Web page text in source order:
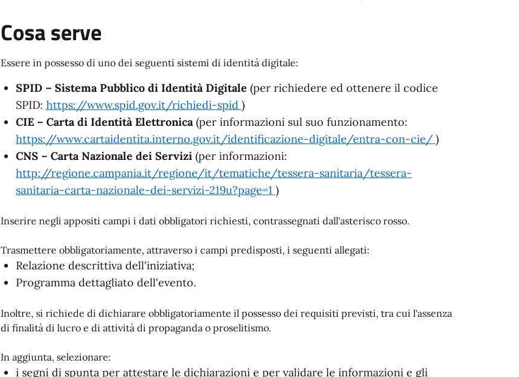
Cosa serve
Essere in possesso di uno dei seguenti sistemi di identità digitale:
SPID – Sistema Pubblico di Identità Digitale (per richiedere ed ottenere il codice
SPID: https://www.spid.gov.it/richiedi-spid )
CIE – Carta di Identità Elettronica(per informazioni sul suo funzionamento:
https://www.cartaidentita.interno.gov.it/identificazione-digitale/entra-con-cie/ )
CNS – Carta Nazionale dei Servizi(per informazioni:
http://regione.campania.it/regione/it/tematiche/tessera-sanitaria/tessera-
sanitaria-carta-nazionale-dei-servizi-219u?page=1 )
Inserire negli appositi campi i dati obbligatori richiesti, contrassegnati dall'asterisco rosso.
Trasmettere obbligatoriamente, attraverso i campi predisposti, i seguenti allegati:
Relazione descrittiva dell'iniziativa;
Programma dettagliato dell'evento.
Inoltre, si richiede di dichiarare obbligatoriamente il possesso dei requisiti previsti, tra cui l'assenza
di finalità di lucro e di attività di propaganda o proselitismo.
In aggiunta, selezionare:
i segni di spunta per attestare le dichiarazioni e per validare le informazioni e gli